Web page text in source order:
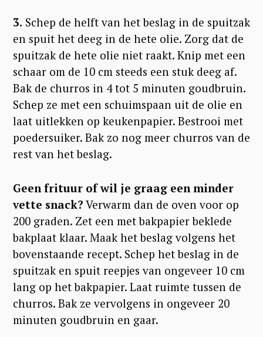
3. Schep de helft van het beslag in de spuitzak
en spuit het deeg in de hete olie. Zorg dat de
spuitzak de hete olie niet raakt. Knip met een
schaar om de 10 cm steeds een stuk deeg af.
Bak de churros in 4 tot 5 minuten goudbruin.
Schep ze met een schuimspaan uit de olie en
laat uitlekken op keukenpapier. Bestrooi met
poedersuiker. Bak zo nog meer churros van de
rest van het beslag.
Geen frituur of wil je graag een minder
vette snack? Verwarm dan de oven voor op
200 graden. Zet een met bakpapier beklede
bakplaat klaar. Maak het beslag volgens het
bovenstaande recept. Schep het beslag in de
spuitzak en spuit reepjes van ongeveer 10 cm
lang op het bakpapier. Laat ruimte tussen de
churros. Bak ze vervolgens in ongeveer 20
minuten goudbruin en gaar.